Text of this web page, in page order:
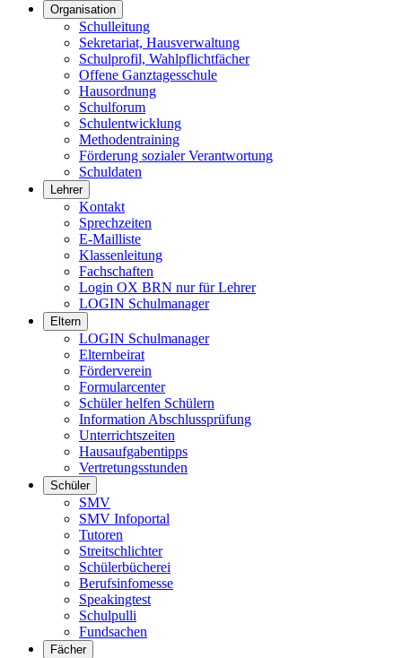
Organisation
Schulleitung
Sekretariat, Hausverwaltung
Schulprofil, Wahlpflichtfächer
Offene Ganztagesschule
Hausordnung
Schulforum
Schulentwicklung
Methodentraining
Förderung sozialer Verantwortung
Schuldaten
Lehrer
Kontakt
Sprechzeiten
E-Mailliste
Klassenleitung
Fachschaften
Login OX BRN nur für Lehrer
LOGIN Schulmanager
Eltern
LOGIN Schulmanager
Elternbeirat
Förderverein
Formularcenter
Schüler helfen Schülern
Information Abschlussprüfung
Unterrichtszeiten
Hausaufgabentipps
Vertretungsstunden
Schüler
SMV
SMV Infoportal
Tutoren
Streitschlichter
Schülerbücherei
Berufsinfomesse
Speakingtest
Schulpulli
Fundsachen
Fächer